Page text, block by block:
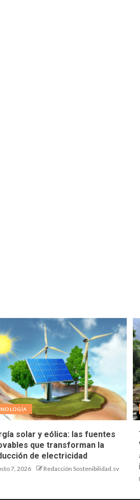
solar y eólica: las fuentes
que transforman la
de electricidad
7, 2026 Redacción Sostenibilidad.sv